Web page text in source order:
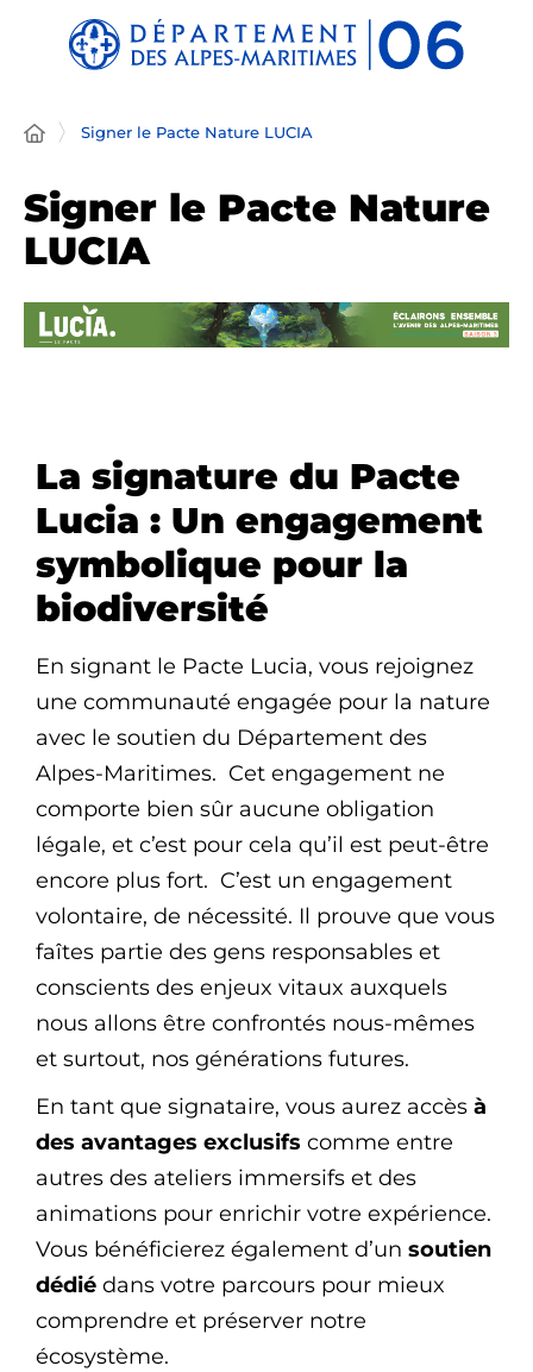
Panneau de gestion des cookies
Signer le Pacte Nature LUCIA
Signer le Pacte Nature
LUCIA
La signature du Pacte
Lucia : Un engagement
symbolique pour la
biodiversité
En signant le Pacte Lucia, vous rejoignez
une communauté engagée pour la nature
avec le soutien du Département des
Alpes-Maritimes. Cet engagement ne
comporte bien sûr aucune obligation
légale, et c’est pour cela qu’il est peut-être
encore plus fort. C’est un engagement
volontaire, de nécessité. Il prouve que vous
faîtes partie des gens responsables et
conscients des enjeux vitaux auxquels
nous allons être confrontés nous-mêmes
et surtout, nos générations futures.
En tant que signataire, vous aurez accès à
des avantages exclusifs comme entre
autres des ateliers immersifs et des
animations pour enrichir votre expérience.
Vous bénéficierez également d’un soutien
dédié dans votre parcours pour mieux
comprendre et préserver notre
écosystème.